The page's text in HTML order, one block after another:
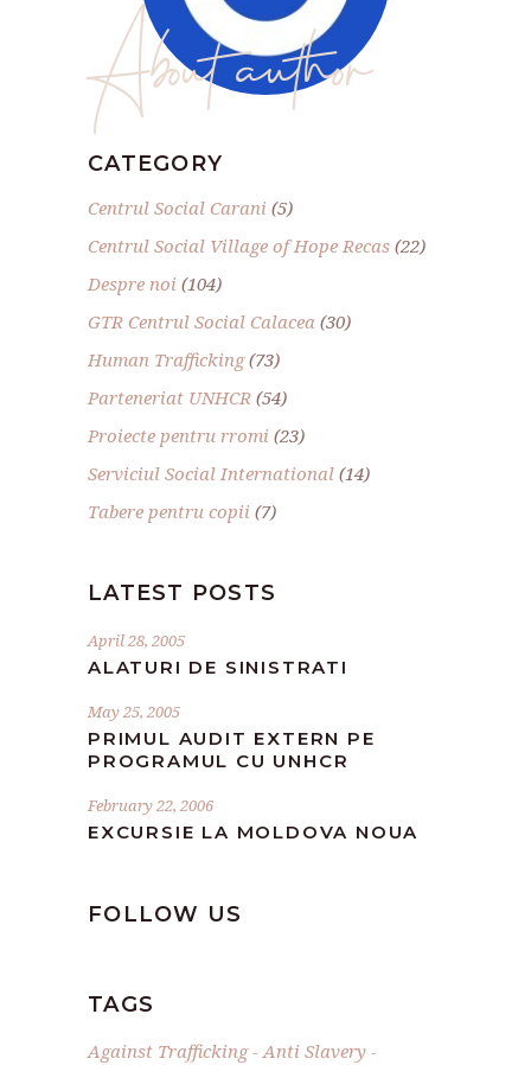
About author
CATEGORY
Centrul Social Carani (5)
Centrul Social Village of Hope Recas (22)
Despre noi (104)
GTR Centrul Social Calacea (30)
Human Trafficking(73)
Parteneriat UNHCR (54)
Proiecte pentru rromi (23)
Serviciul Social International (14)
Tabere pentru copii (7)
LATEST POSTS
April 28, 2005
ALATURI DE SINISTRATI
May 25, 2005
PRIMUL AUDIT EXTERN PE
PROGRAMUL CU UNHCR
February 22, 2006
EXCURSIE LA MOLDOVA NOUA
FOLLOW US
TAGS
Against Trafficking
Anti Slavery